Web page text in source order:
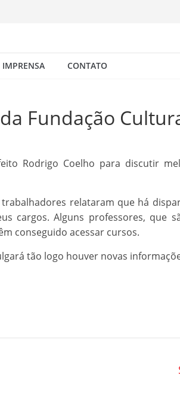
IMPRENSA CONTATO
Fundação
Rodrigo Coelho para discutir
relataram que há
cargos. Alguns professores, que
conseguido acessar cursos.
tão logo houver novas